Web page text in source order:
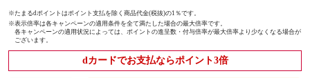
※たまるdポイントはポイント支払を除く商品代金(税抜)の1％です。
※表示倍率は各キャンペーンの適用条件を全て満たした場合の最大倍率です。
各キャンペーンの適用状況によっては、ポイントの進呈数・付与倍率が最大倍率より少なくなる場合が
ございます。
dカードでお支払ならポイント3倍